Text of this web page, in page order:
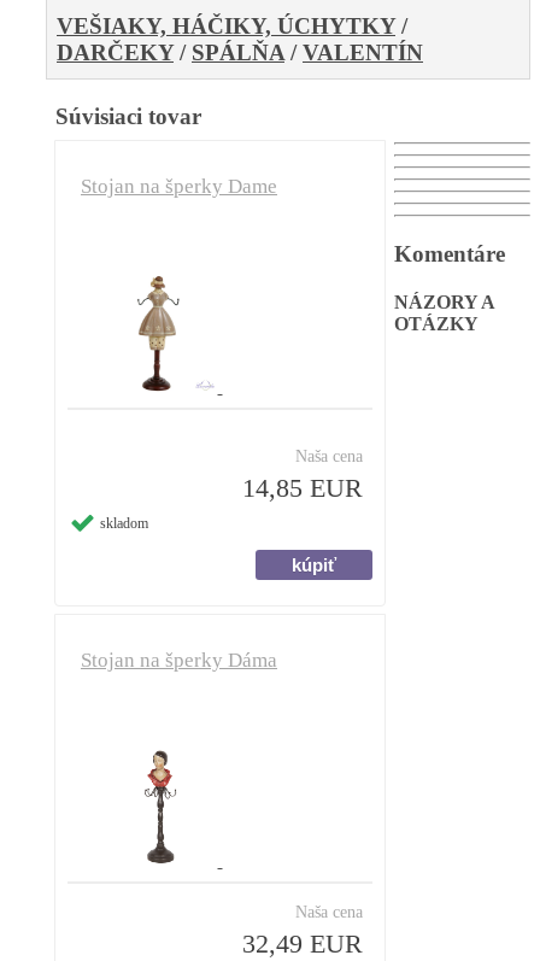
VEŠIAKY, HÁČIKY, ÚCHYTKY/
DARČEKY/ SPÁLŇA/ VALENTÍN
Súvisiaci tovar
Stojan na šperky Dame
Naša cena
14,85 EUR
skladom
Stojan na šperky Dáma
Naša cena
32,49 EUR
Komentáre
NÁZORY A
OTÁZKY